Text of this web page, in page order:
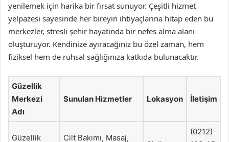
yenilemek için harika bir fırsat sunuyor. Çeşitli hizmet
yelpazesi sayesinde her bireyin ihtiyaçlarına hitap eden bu
merkezler, stresli şehir hayatında bir nefes alma alanı
oluşturuyor. Kendinize ayıracağınız bu özel zaman, hem
fiziksel hem de ruhsal sağlığınıza katkıda bulunacaktır.
Güzellik
Merkezi
Adı
Sunulan Hizmetler Lokasyon İletişim
Güzellik
Cilt Bakımı, Masaj,
(0212)